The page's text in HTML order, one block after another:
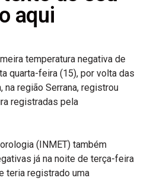
aqui
temperatura negativa de
quarta-feira (15), por volta das
na região Serrana, registrou
registradas pela
(INMET) também
já na noite de terça-feira
teria registrado uma